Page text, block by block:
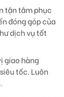
tận tâm phục
đóng góp của
dịch vụ tốt
giao hàng
tốc. Luôn